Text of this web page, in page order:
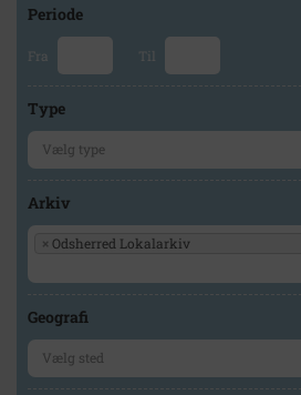
Periode
Fra Til
Type
Arkiv
× Odsherred Lokalarkiv
Geografi